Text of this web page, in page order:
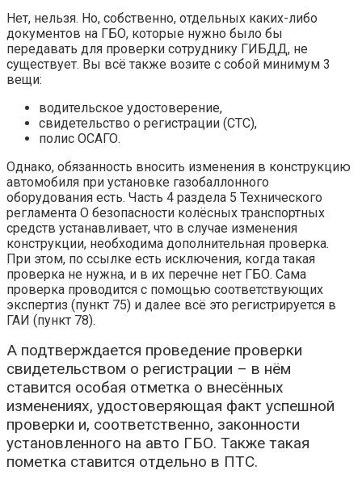
Нет, нельзя. Но, собственно, отдельных каких-либо
документов на ГБО, которые нужно было бы
передавать для проверки сотруднику ГИБДД, не
существует. Вы всё также возите с собой минимум 3
вещи:
водительское удостоверение,
свидетельство о регистрации (СТС),
полис ОСАГО.
Однако, обязанность вносить изменения в конструкцию
автомобиля при установке газобаллонного
оборудования есть. Часть 4 раздела 5 Технического
регламента О безопасности колёсных транспортных
средств устанавливает, что в случае изменения
конструкции, необходима дополнительная проверка.
При этом, по ссылке есть исключения, когда такая
проверка не нужна, и в их перечне нет ГБО. Сама
проверка проводится с помощью соответствующих
экспертиз (пункт 75) и далее всё это регистрируется в
ГАИ (пункт 78).
А подтверждается проведение проверки
свидетельством о регистрации – в нём
ставится особая отметка о внесённых
изменениях, удостоверяющая факт успешной
проверки и, соответственно, законности
установленного на авто ГБО. Также такая
пометка ставится отдельно в ПТС.